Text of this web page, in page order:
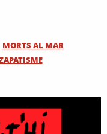
MORTS AL MAR